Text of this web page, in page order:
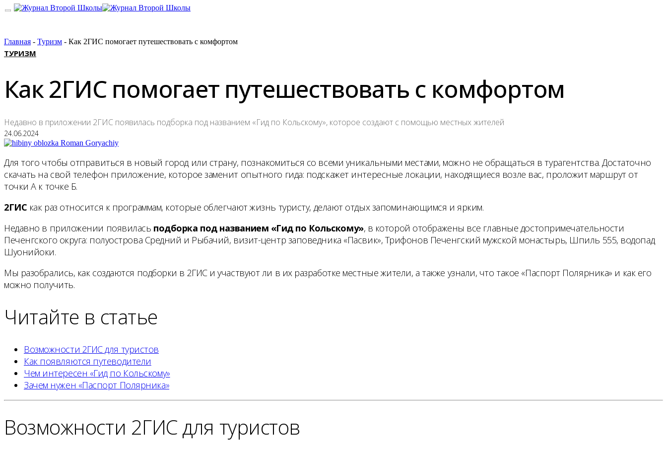
Главная - Туризм - Как 2ГИС помогает путешествовать с комфортом
ТУРИЗМ
Как 2ГИС помогает путешествовать с комфортом
Недавно в приложении 2ГИС появилась подборка под названием «Гид по Кольскому», которое создают с помощью местных жителей
24.06.2024
Для того чтобы отправиться в новый город или страну, познакомиться со всеми уникальными местами, можно не обращаться в турагентства. Достаточно
скачать на свой телефон приложение, которое заменит опытного гида: подскажет интересные локации, находящиеся возле вас, проложит маршрут от
точки А к точке Б.
2ГИС как раз относится к программам, которые облегчают жизнь туристу, делают отдых запоминающимся и ярким.
Недавно в приложении появилась подборка под названием «Гид по Кольскому», в которой отображены все главные достопримечательности
Печенгского округа: полуострова Средний и Рыбачий, визит-центр заповедника «Пасвик», Трифонов Печенгский мужской монастырь, Шпиль 555, водопад
Шуонийоки.
Мы разобрались, как создаются подборки в 2ГИС и участвуют ли в их разработке местные жители, а также узнали, что такое «Паспорт Полярника» и как его
можно получить.
Читайте в статье
Возможности 2ГИС для туристов
Как появляются путеводители
Чем интересен «Гид по Кольскому»
Зачем нужен «Паспорт Полярника»
Возможности 2ГИС для туристов